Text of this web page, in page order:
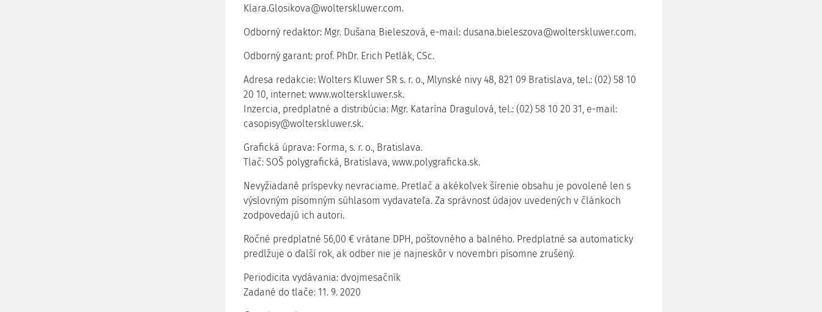
Klara.Glosikova@wolterskluwer.com.
Odborný redaktor: Mgr. Dušana Bieleszová, e-mail: dusana.bieleszova@wolterskluwer.com.
Odborný garant: prof. PhDr. Erich Petlák, CSc.
Adresa redakcie: Wolters Kluwer SR s. r. o., Mlynské nivy 48, 821 09 Bratislava, tel.: (02) 58 10
20 10, internet: www.wolterskluwer.sk.
Inzercia, predplatné a distribúcia: Mgr. Katarína Dragulová, tel.: (02) 58 10 20 31, e-mail:
casopisy@wolterskluwer.sk.
Grafická úprava: Forma, s. r. o., Bratislava.
Tlač: SOŠ polygrafická, Bratislava, www.polygraficka.sk.
Nevyžiadané príspevky nevraciame. Pretlač a akékoľvek šírenie obsahu je povolené len s
výslovným písomným súhlasom vydavateľa. Za správnosť údajov uvedených v článkoch
zodpovedajú ich autori.
Ročné predplatné 56,00 € vrátane DPH, poštovného a balného. Predplatné sa automaticky
predlžuje o ďalší rok, ak odber nie je najneskôr v novembri písomne zrušený.
Periodicita vydávania: dvojmesačník
Zadané do tlače: 11. 9. 2020